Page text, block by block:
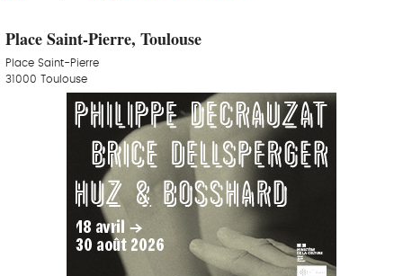
Place Saint-Pierre, Toulouse
Place Saint-Pierre
31000 Toulouse